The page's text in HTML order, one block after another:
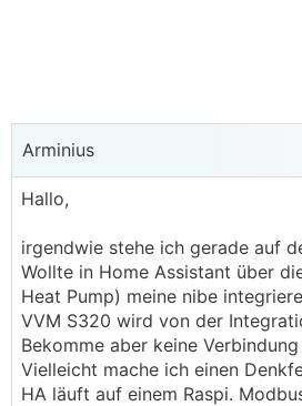
Arminius
Hallo,
irgendwie stehe ich gerade auf
Wollte in Home Assistant über
Heat Pump) meine nibe
VVM S320 wird von der
Bekomme aber keine
Vielleicht mache ich einen
HA läuft auf einem Raspi.